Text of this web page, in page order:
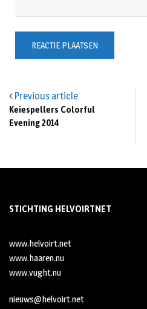
Previous article
Keiespellers Colorful
Evening 2014
STICHTING HELVOIRTNET
www.helvoirt.net
www.haaren.nu
www.vught.nu
nieuws@helvoirt.net